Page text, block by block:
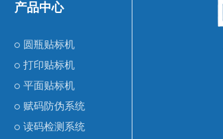
产品中心
圆瓶贴标机
打印贴标机
平面贴标机
赋码防伪系统
读码检测系统